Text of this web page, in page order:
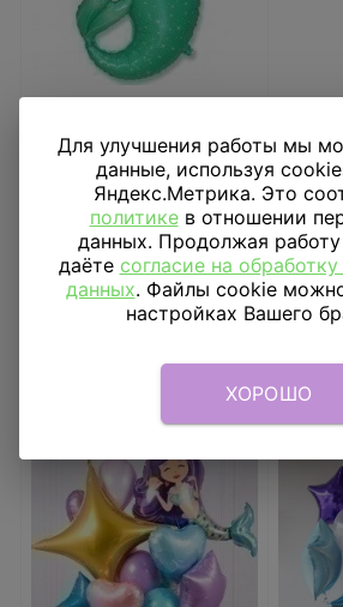
816₽
В КОРЗИНУ
Для улучшения работы мы
данные, используя
Яндекс.Метрика. Это
политикев отношении
данных. Продолжая
даёте согласие на
данных. Файлы cookie
настройках Вашего
ХОРОШО